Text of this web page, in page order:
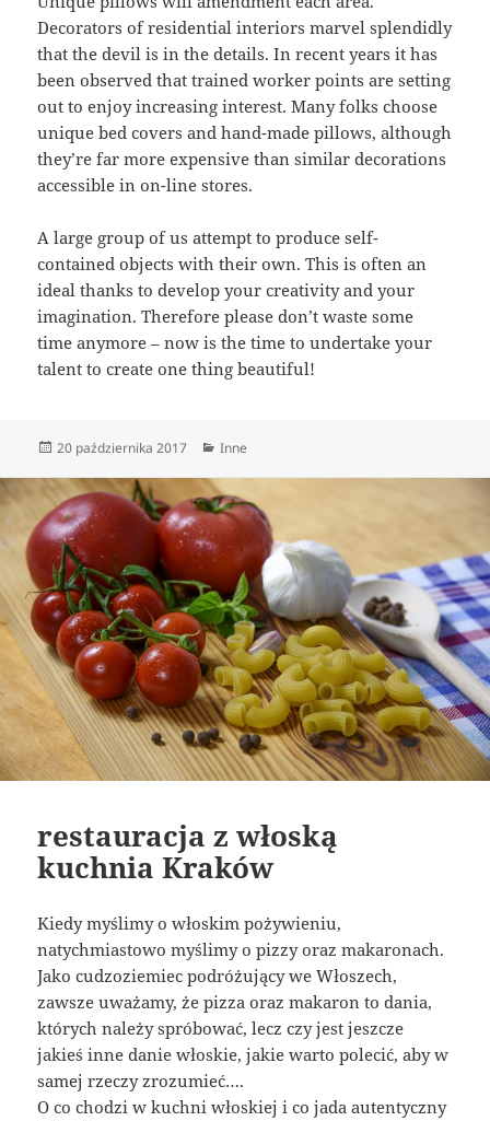
Decorators of residential interiors marvel splendidly
that the devil is in the details. In recent years it has
been observed that trained worker points are setting
out to enjoy increasing interest. Many folks choose
unique bed covers and hand-made pillows, although
they’re far more expensive than similar decorations
accessible in on-line stores.
A large group of us attempt to produce self-
contained objects with their own. This is often an
ideal thanks to develop your creativity and your
imagination. Therefore please don’t waste some
time anymore – now is the time to undertake your
talent to create one thing beautiful!
Data
20 października 2017 Kategorie
Inne
restauracja z włoską
kuchnia Kraków
Kiedy myślimy o włoskim pożywieniu,
natychmiastowo myślimy o pizzy oraz makaronach.
Jako cudzoziemiec podróżujący we Włoszech,
zawsze uważamy, że pizza oraz makaron to dania,
których należy spróbować, lecz czy jest jeszcze
jakieś inne danie włoskie, jakie warto polecić, aby w
samej rzeczy zrozumieć….
O co chodzi w kuchni włoskiej i co jada autentyczny